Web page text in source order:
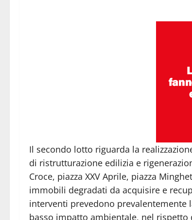
Il secondo lotto riguarda la
di ristrutturazione edilizia e
Croce, piazza XXV Aprile, piazza
immobili degradati da acquisire e
interventi prevedono
basso impatto ambientale, nel